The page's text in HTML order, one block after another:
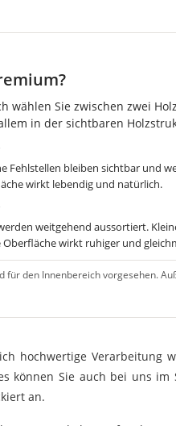
wählen Sie zwischen zwei
in der sichtbaren
Fehlstellen bleiben sichtbar und
wirkt lebendig und natürlich.
weitgehend aussortiert.
wirkt ruhiger und
für den Innenbereich vorgesehen.
hochwertige Verarbeitung
können Sie auch bei uns im
an.